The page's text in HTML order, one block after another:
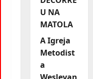
U NA
MATOLA
A Igreja
Metodist
a